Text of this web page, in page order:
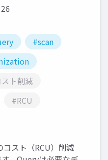
#scan
ト削減
#RCU
スト（RCU）削減